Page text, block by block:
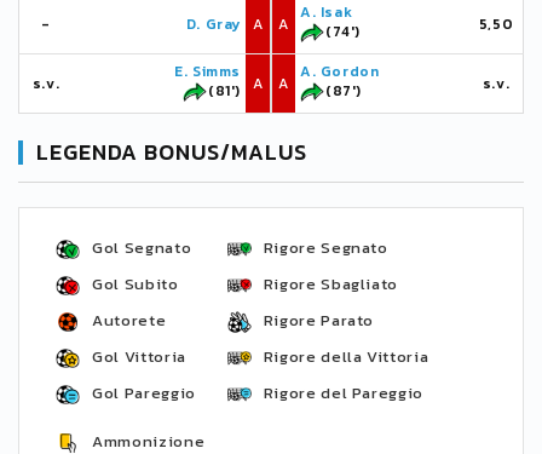
- D. Gray A
s.v.
E. Simms
(81')
A
A
A. Isak
(74')
5,50
A
A. Gordon
(87')
s.v.
LEGENDA BONUS/MALUS
Gol Segnato
Gol Subito
Autorete
Gol Vittoria
Gol Pareggio
Rigore Segnato
Rigore Sbagliato
Rigore Parato
Rigore della Vittoria
Rigore del Pareggio
Ammonizione